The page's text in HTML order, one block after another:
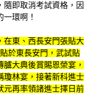
即取消考試資格，因
環啊！
在東、西長安門張貼大
於東長安門，武試貼
大典後賞賜恩榮宴，
瓊林宴，接著新科進士
元再率領諸進士擇日前